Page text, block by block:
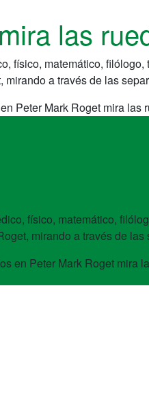
las
físico, matemático,
a través de las
en Peter Mark Roget mira las
físico, matemático,
mirando a través de
en Peter Mark Roget mira